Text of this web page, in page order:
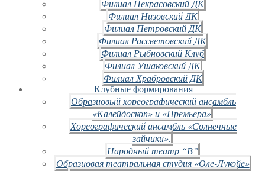
Филиал Некрасовский ДК
Филиал Низовский ДК
Филиал Петровский ДК
Филиал Рассветовский ДК
Филиал Рыбновский Клуб
Филиал Ушаковский ДК
Филиал Храбровский ДК
Клубные формирования
Образцовый хореографический ансамбль
«Калейдоскоп» и «Премьера»
Хореографический ансамбль «Солнечные
зайчики».
Народный театр “В”
Образцовая театральная студия «Оле-Лукойе»